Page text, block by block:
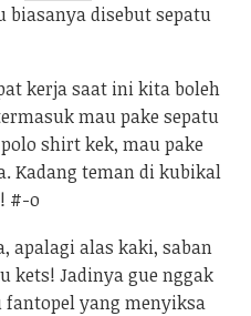
biasanya disebut sepatu
kerja saat ini kita boleh
mau pake sepatu
shirt kek, mau pake
Kadang teman di kubikal
! #-o
apalagi alas kaki, saban
kets! Jadinya gue nggak
yang menyiksa